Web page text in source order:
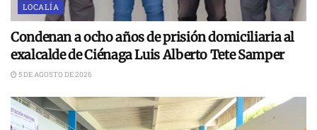
LOCALÍA
Condenan a ocho años de prisión domiciliaria al
exalcalde de Ciénaga Luis Alberto Tete Samper
5 DE AGOSTO DE 2026